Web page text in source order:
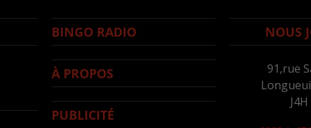
BINGO RADIO
À PROPOS
PUBLICITÉ
NOUS
91,rue